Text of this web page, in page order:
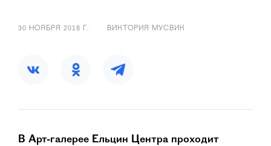
30 НОЯБРЯ 2018 Г. ВИКТОРИЯ МУСВИК
В Арт-галерее Ельцин Центра проходит